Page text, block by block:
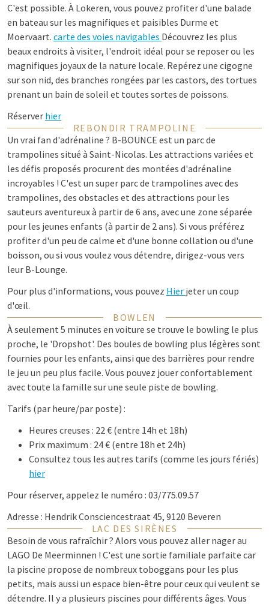
C'est possible. À Lokeren, vous pouvez profiter d'une balade
en bateau sur les magnifiques et paisibles Durme et
Moervaart. carte des voies navigables Découvrez les plus
beaux endroits à visiter, l'endroit idéal pour se reposer ou les
magnifiques joyaux de la nature locale. Repérez une cigogne
sur son nid, des branches rongées par les castors, des tortues
prenant un bain de soleil et toutes sortes de poissons.
Réserver hier
REBONDIR TRAMPOLINE
Un vrai fan d'adrénaline ? B-BOUNCE est un parc de
trampolines situé à Saint-Nicolas. Les attractions variées et
les défis proposés procurent des montées d'adrénaline
incroyables ! C'est un super parc de trampolines avec des
trampolines, des obstacles et des attractions pour les
sauteurs aventureux à partir de 6 ans, avec une zone séparée
pour les jeunes enfants (à partir de 2 ans). Si vous préférez
profiter d'un peu de calme et d'une bonne collation ou d'une
boisson, ou si vous voulez vous détendre, dirigez-vous vers
leur B-Lounge.
Pour plus d'informations, vous pouvez Hier jeter un coup
d'œil.
BOWLEN
À seulement 5 minutes en voiture se trouve le bowling le plus
proche, le 'Dropshot'. Des boules de bowling plus légères sont
fournies pour les enfants, ainsi que des barrières pour rendre
le jeu un peu plus facile. Vous pouvez jouer confortablement
avec toute la famille sur une seule piste de bowling.
Tarifs (par heure/par poste) :
Heures creuses : 22 € (entre 14h et 18h)
Prix ​​maximum : 24 € (entre 18h et 24h)
Consultez tous les autres tarifs (comme les jours fériés)
hier
Pour réserver, appelez le numéro : 03/775.09.57
Adresse : Hendrik Consciencestraat 45, 9120 Beveren
LAC DES SIRÈNES
Besoin de vous rafraîchir ? Alors vous pouvez aller nager au
LAGO De Meerminnen ! C'est une sortie familiale parfaite car
la piscine propose de nombreux toboggans pour les plus
petits, mais aussi un espace bien-être pour ceux qui veulent se
détendre. Il y a plusieurs piscines pour différents âges. Vous